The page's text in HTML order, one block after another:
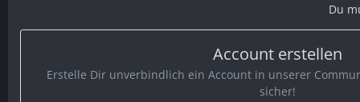
Du
Account erstellen
Erstelle Dir unverbindlich ein Account in unserer
sicher!